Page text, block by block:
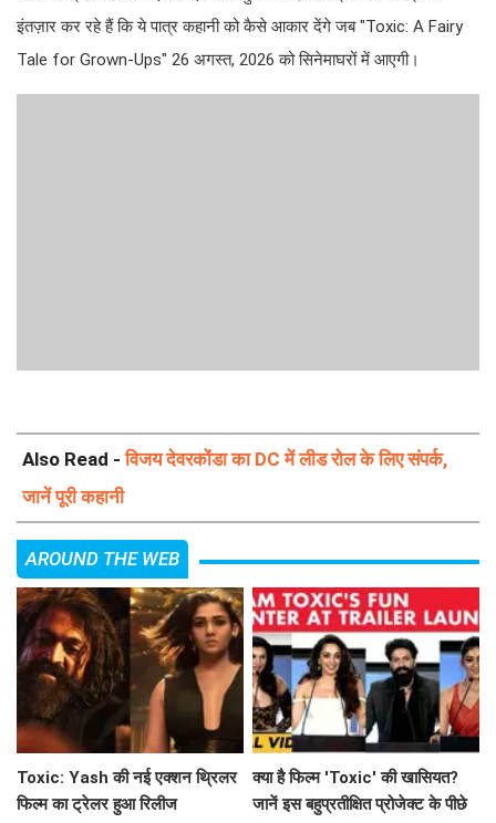
इंतज़ार कर रहे हैं कि ये पात्र कहानी को कैसे आकार देंगे जब "Toxic: A Fairy
Tale for Grown-Ups" 26 अगस्त, 2026 को सिनेमाघरों में आएगी।
Also Read -विजय देवरकोंडा का DC में लीड रोल के लिए संपर्क,
जानें पूरी कहानी
AROUND THE WEB
Toxic: Yash की नई एक्शन थ्रिलर
फिल्म का ट्रेलर हुआ रिलीज
क्या है फिल्म 'Toxic' की खासियत?
जानें इस बहुप्रतीक्षित प्रोजेक्ट के पीछे